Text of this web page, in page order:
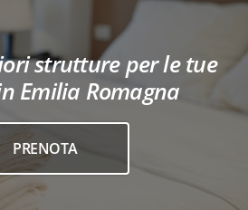
strutture per le tue
Emilia Romagna
PRENOTA